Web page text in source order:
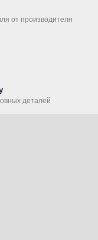
от производителя
деталей